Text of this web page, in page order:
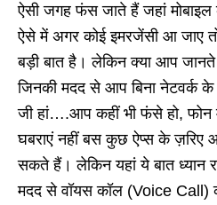
ऐसी जगह फंस जाते हैं जहां मोबाइल
ऐसे में अगर कोई इमरजेंसी आ जाए
बड़ी बात है। लेकिन क्या आप
जिनकी मदद से आप बिना नेटवर्क
जी हां….आप कहीं भी फंसे हो, फोन
घबराएं नहीं बस कुछ ऐप्स के ज़रिए
सकते हैं। लेकिन यहां ये बात ध्यान
मदद से वॉयस कॉल (Voice Call)